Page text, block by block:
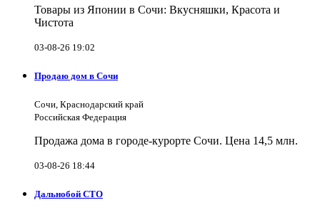
Товары из Японии в Сочи: Вкусняшки, Красота и
Чистота
03-08-26 19:02
Продаю дом в Сочи
Сочи, Краснодарский край
Российская Федерация
Продажа дома в городе-курорте Сочи. Цена 14,5 млн.
03-08-26 18:44
Дальнобой СТО